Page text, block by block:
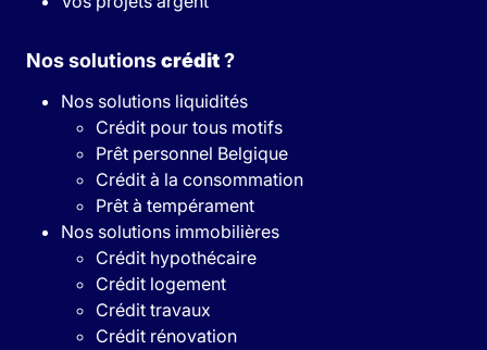
Nos solutionscrédit?
Nos solutions liquidités
Crédit pour tous motifs
Prêt personnel Belgique
Crédit à la consommation
Prêt à tempérament
Nos solutions immobilières
Crédit hypothécaire
Crédit logement
Crédit travaux
Crédit rénovation